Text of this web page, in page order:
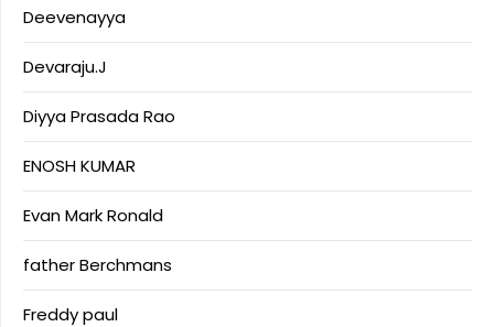
Deevenayya
Devaraju.J
Diyya Prasada Rao
ENOSH KUMAR
Evan Mark Ronald
father Berchmans
Freddy paul